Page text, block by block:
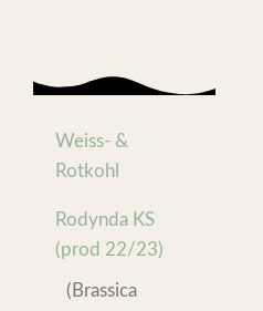
Weiss- &
Rotkohl
Rodynda KS
(prod 22/23)
(Brassica